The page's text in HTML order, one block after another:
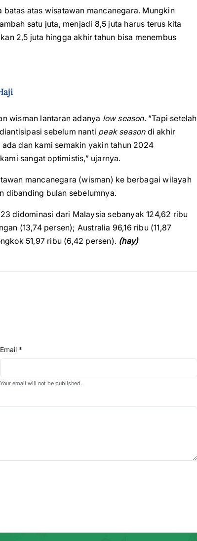
atas wisatawan mancanegara. Mungkin
satu juta, menjadi 8,5 juta harus terus kita
2,5 juta hingga akhir tahun bisa menembus
wisman lantaran adanya low season. “Tapi setelah
sebelum nanti peak seasondi akhir
dan kami semakin yakin tahun 2024
sangat optimistis,” ujarnya.
mancanegara (wisman) ke berbagai wilayah
dibanding bulan sebelumnya.
didominasi dari Malaysia sebanyak 124,62 ribu
(13,74 persen); Australia 96,16 ribu (11,87
51,97 ribu (6,42 persen). (hay)
Email *
Your email will not be published.